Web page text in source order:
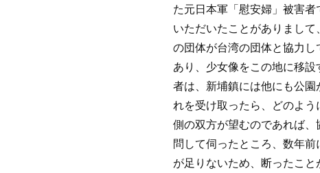
た元日本軍「慰安婦」被害
いただいたことがありまし
の団体が台湾の団体と協力
あり、少女像をこの地に移
者は、新埔鎮には他にも公
れを受け取ったら、どのよ
側の双方が望むのであれば
問して伺ったところ、数年
が足りないため、断ったこ